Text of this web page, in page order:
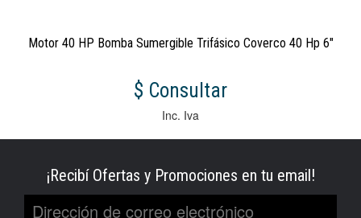
Motor 40 HP Bomba Sumergible Trifásico Coverco 40 Hp 6"
$ Consultar
Inc. Iva
¡Recibí Ofertas y Promociones en tu email!